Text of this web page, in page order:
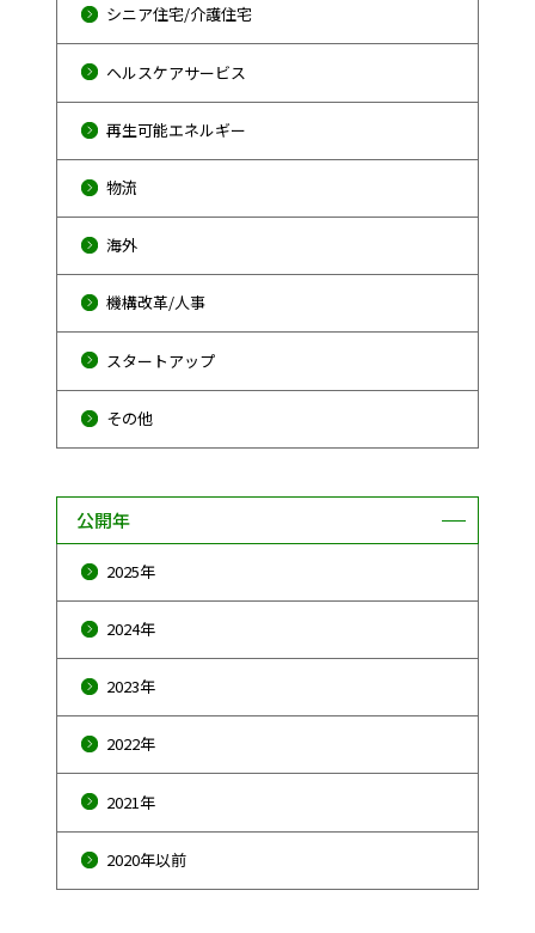
シニア住宅/介護住宅
ヘルスケアサービス
再生可能エネルギー
物流
海外
機構改革/人事
スタートアップ
その他
公開年
2025年
2024年
2023年
2022年
2021年
2020年以前